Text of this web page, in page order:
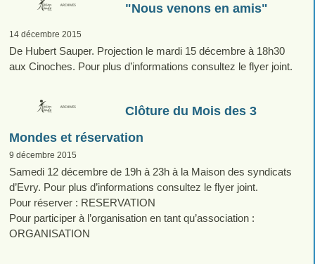
"Nous venons en amis"
14 décembre 2015
De Hubert Sauper. Projection le mardi 15 décembre à 18h30
aux Cinoches. Pour plus d’informations consultez le flyer joint.
Clôture du Mois des 3
Mondes et réservation
9 décembre 2015
Samedi 12 décembre de 19h à 23h à la Maison des syndicats
d’Evry. Pour plus d’informations consultez le flyer joint.
Pour réserver : RESERVATION
Pour participer à l’organisation en tant qu’association :
ORGANISATION